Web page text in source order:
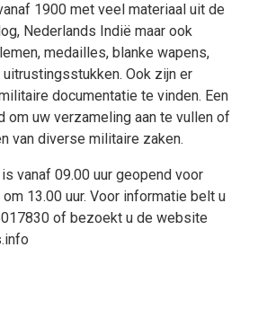
1900 met veel materiaal uit de
Nederlands Indië maar ook
medailles, blanke wapens,
Ook zijn er
documentatie te vinden. Een
om uw verzameling aan te vullen of
van diverse militaire zaken.
vanaf 09.00 uur geopend voor
13.00 uur. Voor informatie belt u
of bezoekt u de website